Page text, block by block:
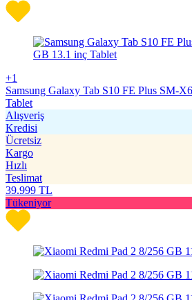
+1
Samsung Galaxy Tab S10 FE Plus SM-
Tablet
Alışveriş
Kredisi
Ücretsiz
Kargo
Hızlı
Teslimat
39.999 TL
Tükeniyor